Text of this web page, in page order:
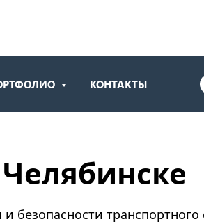
КОНТАКТЫ
транспортного